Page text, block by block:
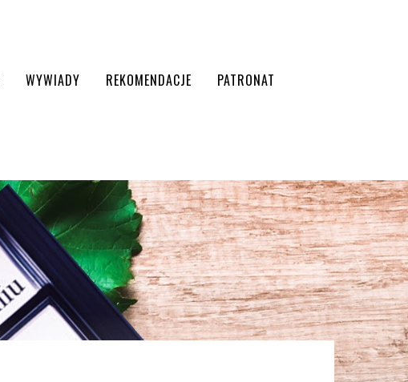
WYWIADY REKOMENDACJE PATRONAT